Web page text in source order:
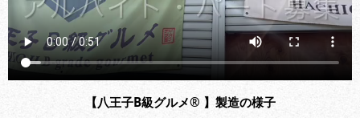
【八王子B級グルメ® 】製造の様子